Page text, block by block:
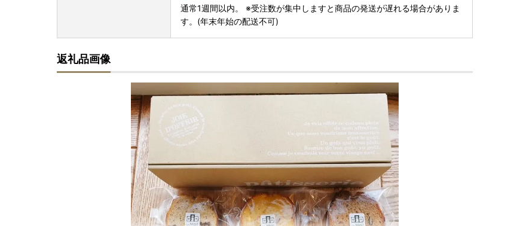
通常1週間以内。 ※受注数が集中しますと商品の発送が遅れる場合がありま
す。(年末年始の配送不可)
返礼品画像